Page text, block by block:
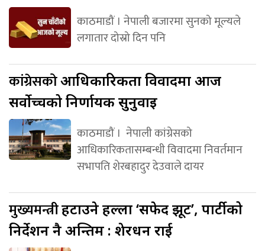
काठमाडौं । नेपाली बजारमा सुनको मूल्यले
लगातार दोस्रो दिन पनि
कांग्रेसकोआधिकारिकता विवादमा आज
सर्वोच्चको निर्णायक सुनुवाइ
काठमाडौं । नेपाली कांग्रेसको
आधिकारिकतासम्बन्धी विवादमा निवर्तमान
सभापति शेरबहादुर देउवाले दायर
मुख्यमन्त्रीहटाउने हल्ला ‘सफेद झूट’, पार्टीको
निर्देशन नै अन्तिम : शेरधन राई